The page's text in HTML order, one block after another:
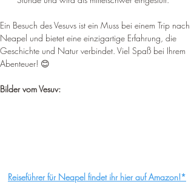
Ein Besuch des Vesuvs ist ein Muss bei einem Trip nach
Neapel und bietet eine einzigartige Erfahrung, die
Geschichte und Natur verbindet. Viel Spaß bei Ihrem
Abenteuer! 😊
Bilder vom Vesuv:
Reiseführer für Neapel findet ihr hier auf Amazon!*